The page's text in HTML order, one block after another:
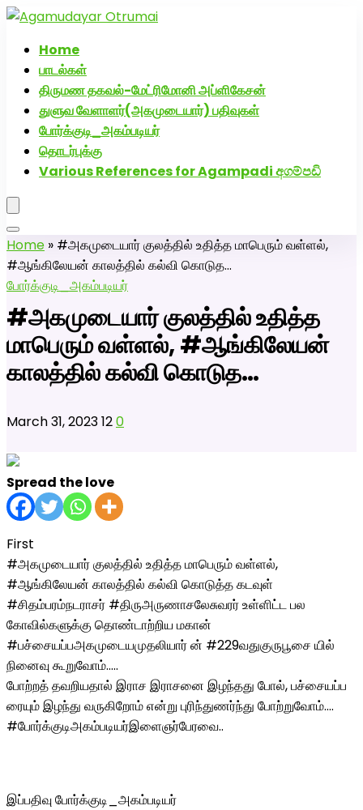
Home
பாடல்கள்
திருமண தகவல்-மேட்ரிமோனி அப்ளிகேசன்
துளுவ வேளாளர்(அகமுடையார்) பதிவுகள்
போர்க்குடி_அகம்படியர்
தொடர்புக்கு
Various References for Agampadi අගම්පඩි
Home » #அகமுடையார் குலத்தில் உதித்த மாபெரும் வள்ளல்,
#ஆங்கிலேயன் காலத்தில் கல்வி கொடுத…
போர்க்குடி_அகம்படியர்
#அகமுடையார் குலத்தில் உதித்த
மாபெரும் வள்ளல், #ஆங்கிலேயன்
காலத்தில் கல்வி கொடுத…
March 31, 2023120
Spread the love
First
#அகமுடையார் குலத்தில் உதித்த மாபெரும் வள்ளல்,
#ஆங்கிலேயன் காலத்தில் கல்வி கொடுத்த கடவுள்
#சிதம்பரம்நடராசர் #திருஅருணாசலேசுவரர் உள்ளிட்ட பல
கோவில்களுக்கு தொண்டாற்றிய மகான்
#பச்சையப்பஅகமுடையமுதலியார் ன் #229வதுகுருபூசை யில்
நினைவு கூறுவோம்…..
போற்றத் தவறியதால் இராச இராசனை இழந்தது போல், பச்சையப்ப
ரையும் இழந்து வருகிறோம் என்று புரிந்துணர்ந்து போற்றுவோம்….
#போர்க்குடிஅகம்படியர்இளைஞர்பேரவை..
இப்பதிவு போர்க்குடி_அகம்படியர்
அகமுடையார் திருமண வரன்களுக்கு அகமுடையார்மேட்ரி-